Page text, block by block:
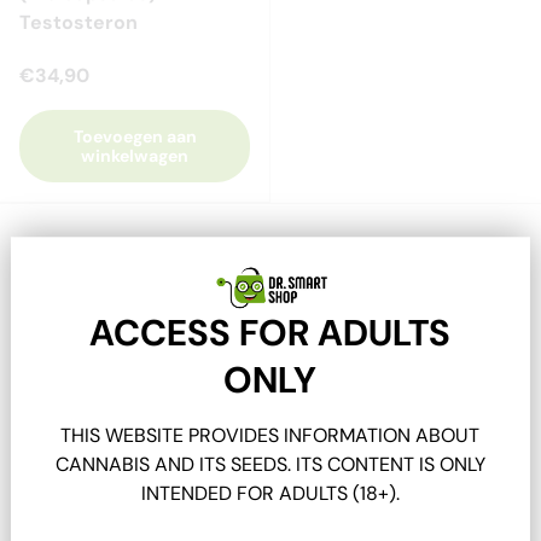
Testosteron
€34,90
Toevoegen aan
winkelwagen
Aminozuren – De
bouwstenen in hun
puurste vorm
ACCESS FOR ADULTS
ONLY
THIS WEBSITE PROVIDES INFORMATION ABOUT
CANNABIS AND ITS SEEDS. ITS CONTENT IS ONLY
INTENDED FOR ADULTS (18+).